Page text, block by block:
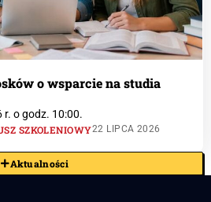
o wsparcie na studia
o godz. 10:00.
SZKOLENIOWY22 LIPCA 2026
Aktualności